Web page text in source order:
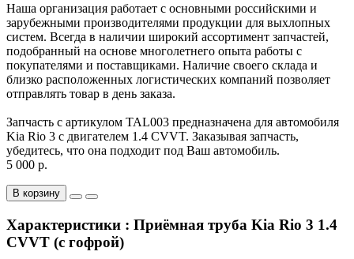
Наша организация работает с основными российскими и
зарубежными производителями продукции для выхлопных
систем. Всегда в наличии широкий ассортимент запчастей,
подобранный на основе многолетнего опыта работы с
покупателями и поставщиками. Наличие своего склада и
близко расположенных логистических компаний позволяет
отправлять товар в день заказа.
Запчасть с артикулом TAL003 предназначена для автомобиля
Kia Rio 3 с двигателем 1.4 CVVT. Заказывая запчасть,
убедитесь, что она подходит под Ваш автомобиль.
5 000 р.
В корзину
Характеристики : Приёмная труба Kia Rio 3 1.4
CVVT (с гофрой)